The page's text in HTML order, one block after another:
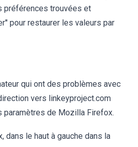
préférences trouvées et
pour restaurer les valeurs par
qui ont des problèmes avec
vers linkeyproject.com
paramètres de Mozilla Firefox.
dans le haut à gauche dans la